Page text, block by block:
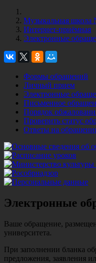
Музыкальная школа
Интернет-приёмная
Электронные
Формы обращений
Личный прием
Электронные
Письменное
Порядок
Проверить статус
Ответы на
Электронные
Ваше обращение,
университета.
При заполнении бланка
предложения, заявления